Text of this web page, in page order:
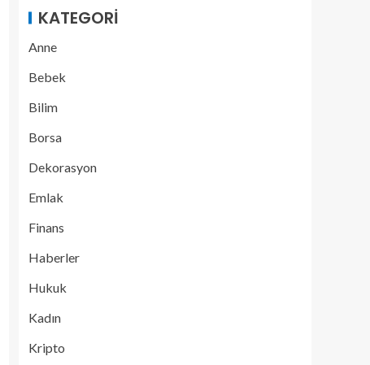
KATEGORI
Anne
Bebek
Bilim
Borsa
Dekorasyon
Emlak
Finans
Haberler
Hukuk
Kadın
Kripto